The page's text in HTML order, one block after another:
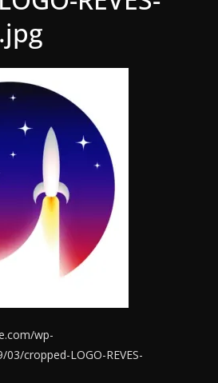
wp-
cropped-LOGO-REVES-